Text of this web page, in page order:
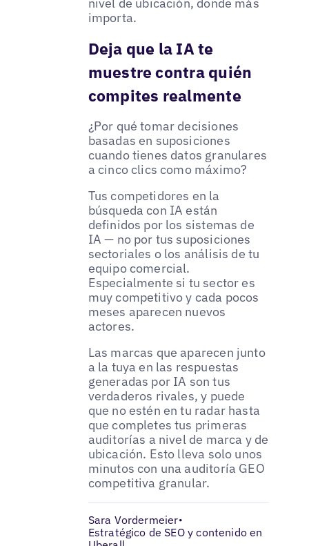
importa.
Deja que la IA te
muestre contra quién
compites realmente
¿Por qué tomar decisiones
basadas en suposiciones
cuando tienes datos granulares
a cinco clics como máximo?
Tus competidores en la
búsqueda con IA están
definidos por los sistemas de
IA — no por tus suposiciones
sectoriales o los análisis de tu
equipo comercial.
Especialmente si tu sector es
muy competitivo y cada pocos
meses aparecen nuevos
actores.
Las marcas que aparecen junto
a la tuya en las respuestas
generadas por IA son tus
verdaderos rivales, y puede
que no estén en tu radar hasta
que completes tus primeras
auditorías a nivel de marca y de
ubicación. Esto lleva solo unos
minutos con una auditoría GEO
competitiva granular.
Sara Vordermeier•
Estratégico de SEO y contenido en